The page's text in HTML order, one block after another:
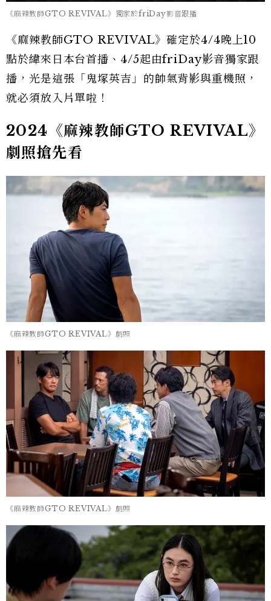
《麻辣教師GTO REVIVAL》獨家於friDay影音跟播
《麻辣教師GTO REVIVAL》確定於4/4晚上10
點於緯來日本台首播、4/5起由friDay影音獨家跟
播，光是這張「鬼塚英吉」的帥氣背影與重機照，
就必須放入片單啦！
2024《麻辣教師GTO REVIVAL》
劇照搶先看
《麻辣教師GTO REVIVAL》劇照
《麻辣教師GTO REVIVAL》劇照